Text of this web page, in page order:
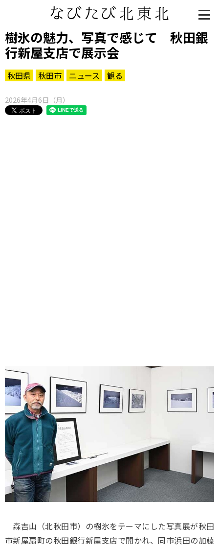
樹氷の魅力、写真で感じて 秋田銀
行新屋支店で展示会
秋田県 秋田市 ニュース 観る
2026年4月6日（月）
森吉山（北秋田市）の樹氷をテーマにした写真展が秋田
市新屋扇町の秋田銀行新屋支店で開かれ、同市浜田の加藤